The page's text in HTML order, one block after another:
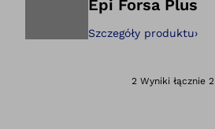
Epi Forsa Plus
Szczegóły produktu›
2 Wyniki łącznie 2